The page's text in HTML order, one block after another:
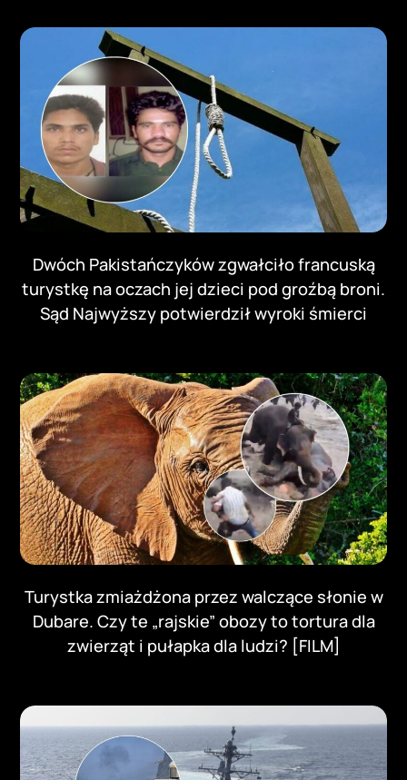
Dwóch Pakistańczyków zgwałciło francuską
turystkę na oczach jej dzieci pod groźbą broni.
Sąd Najwyższy potwierdził wyroki śmierci
Turystka zmiażdżona przez walczące słonie w
Dubare. Czy te „rajskie” obozy to tortura dla
zwierząt i pułapka dla ludzi? [FILM]